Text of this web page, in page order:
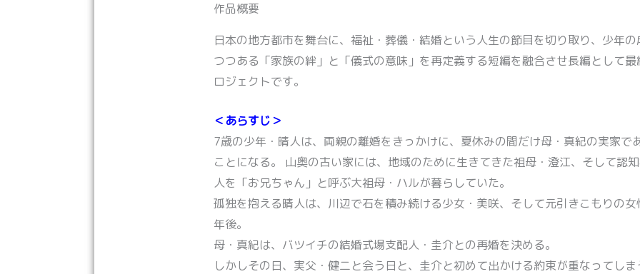
作品概要
日本の地方都市を舞台に、福祉・葬儀・結婚という人生の節目を切り取り、少年
つつある「家族の絆」と「儀式の意味」を再定義する短編を融合させ長編として
ロジェクトです。
＜あらすじ＞
7歳の少年・晴人は、両親の離婚をきっかけに、夏休みの間だけ母・真紀の実家で
ことになる。 山奥の古い家には、地域のために生きてきた祖母・澄江、そして認
人を「お兄ちゃん」と呼ぶ大祖母・ハルが暮らしていた。
孤独を抱える晴人は、川辺で石を積み続ける少女・美咲、そして元引きこもりの
年後。
母・真紀は、バツイチの結婚式場支配人・圭介との再婚を決める。
しかしその日、実父・健二と会う日と、圭介と初めて出かける約束が重なってしま